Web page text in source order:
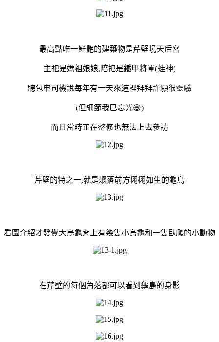
最高點唯一鮮艶的建築物是芹壁境天后宮
主祀是媽祖娘娘,陪祀是鐵甲將軍(蛙神)
聽包車司機說每年有一天來這裡拜拜許願很靈驗
(但細節我巳忘光😆)
而且當時正在整修也無法上去參訪
芹壁的特之一,就是聚落前方栩栩如生的龜島
看圖介紹才發覺大烏龜背上有幾隻小烏龜和一隻臥爬的小動物
在芹壁的每個角落都可以看到龜島的身影